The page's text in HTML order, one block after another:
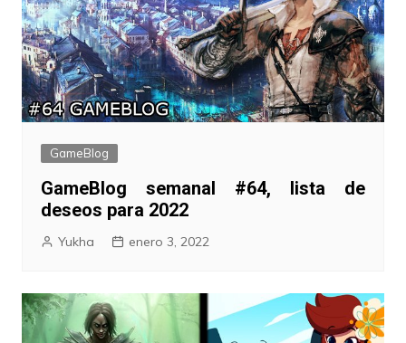
GameBlog
GameBlog semanal #64, lista de
deseos para 2022
Yukha enero 3, 2022